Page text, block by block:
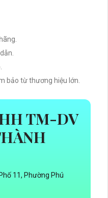
bảo từ thương hiệu lớn.
TM-DV
11, Phường Phú